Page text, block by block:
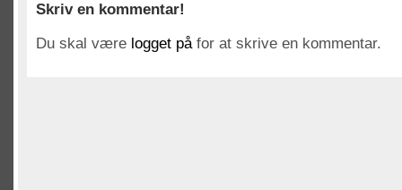
Skriv en kommentar!
Du skal være logget påfor at skrive en kommentar.